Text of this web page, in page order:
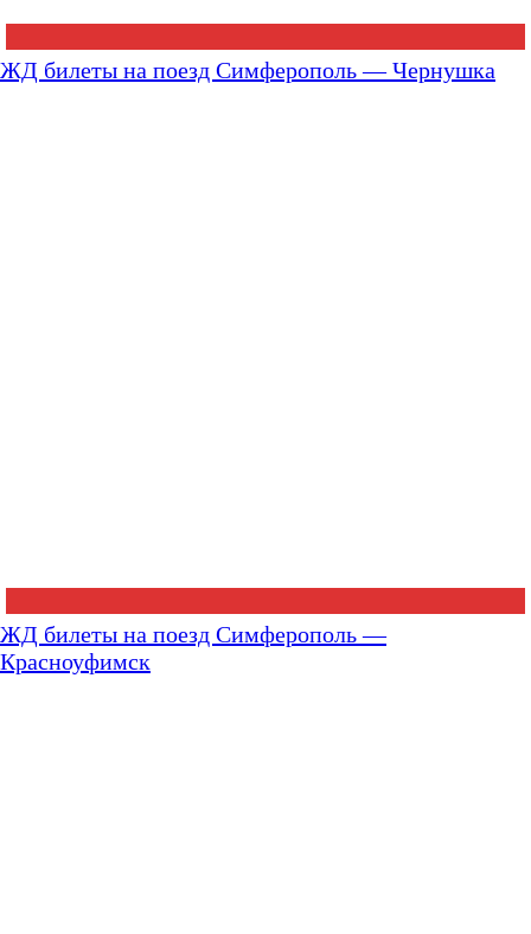
ЖД билеты на поезд Симферополь — Чернушка
ЖД билеты на поезд Симферополь —
Красноуфимск